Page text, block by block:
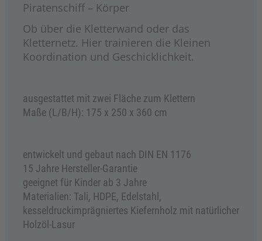
Piratenschiff – Körper
Ob über die Kletterwand oder das
Kletternetz. Hier trainieren die Kleinen
Koordination und Geschicklichkeit.
ausgestattet mit zwei Fläche zum Klettern
Maße (L/B/H): 175 x 250 x 360 cm
entwickelt und gebaut nach DIN EN 1176
15 Jahre Hersteller-Garantie
geeignet für Kinder ab 3 Jahre
Materialien: Tali, HDPE, Edelstahl,
kesseldruckimprägniertes Kiefernholz mit natürlicher
Holzöl-Lasur